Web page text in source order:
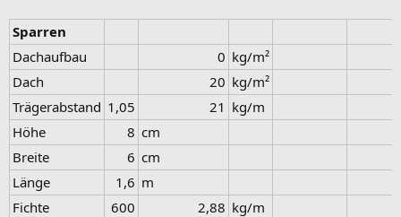
Sparren
Dachaufbau
0​ kg/m²
Dach
20​ kg/m²
Trägerabstand 1,05​ 21​ kg/m
Höhe
8​ cm
Breite
6​ cm
Länge
1,6​ m
Fichte
600​ 2,88​ kg/m